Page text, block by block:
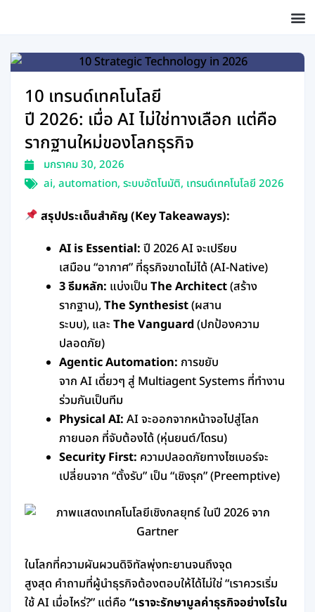
10 เทรนด์เทคโนโลยี
ปี 2026: เมื่อ AI ไม่ใช่ทางเลือก แต่คือ
รากฐานใหม่ของโลกธุรกิจ
มกราคม 30, 2026
ai, automation, ระบบอัตโนมัติ, เทรนด์เทคโนโลยี 2026
สรุปประเด็นสำคัญ (Key Takeaways):
AI is Essential: ปี 2026 AI จะเปรียบ
เสมือน “อากาศ” ที่ธุรกิจขาดไม่ได้ (AI-Native)
3 ธีมหลัก: แบ่งเป็นThe Architect(สร้าง
รากฐาน),The Synthesist(ผสาน
ระบบ), และThe Vanguard(ปกป้องความ
ปลอดภัย)
Agentic Automation: การขยับ
จาก AI เดี่ยวๆ สู่ Multiagent Systems ที่ทำงาน
ร่วมกันเป็นทีม
Physical AI: AI จะออกจากหน้าจอไปสู่โลก
ภายนอก ที่จับต้องได้ (หุ่นยนต์/โดรน)
Security First: ความปลอดภัยทางไซเบอร์จะ
เปลี่ยนจาก “ตั้งรับ” เป็น “เชิงรุก” (Preemptive)
ในโลกที่ความผันผวนดิจิทัลพุ่งทะยานจนถึงจุด
สูงสุด คำถามที่ผู้นำธุรกิจต้องตอบให้ได้ไม่ใช่ “เราควรเริ่ม
ใช้ AI เมื่อไหร่?” แต่คือ “เราจะรักษามูลค่าธุรกิจอย่างไรใน